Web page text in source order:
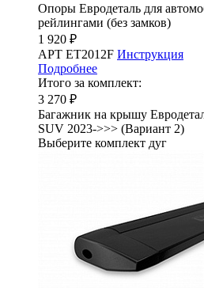
Опоры Евродеталь для
рейлингами (без замков)
1 920 ₽
АРТ ET2012F Инструкция
Подробнее
Итого за комплект:
3 270 ₽
Багажник на крышу
SUV 2023->>> (Вариант 2)
Выберите комплект дуг